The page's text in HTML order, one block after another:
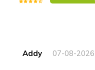
Addy 07-08-2026